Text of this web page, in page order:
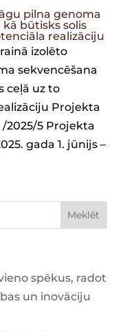
pilna genoma
būtisks solis
realizāciju
izolēto
sekvencēšana
ceļā uz to
Projekta
/2025/5 Projekta
gada 1. jūnijs –
spēkus, radot
un inovāciju